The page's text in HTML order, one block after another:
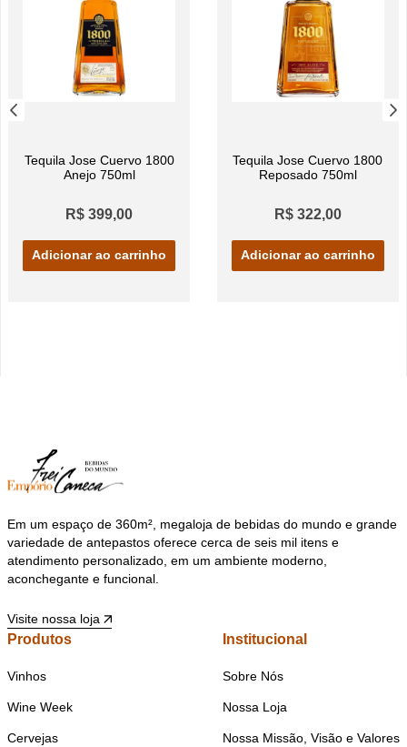
Tequila Jose Cuervo 1800
Anejo 750ml
R$ 399,00
Adicionar ao carrinho
Tequila Jose Cuervo 1800
Reposado 750ml
R$ 322,00
Adicionar ao carrinho
Em um espaço de 360m², megaloja de bebidas do mundo e grande
variedade de antepastos oferece cerca de seis mil itens e
atendimento personalizado, em um ambiente moderno,
aconchegante e funcional.
Visite nossa loja
Produtos
Vinhos
Wine Week
Cervejas
Institucional
Sobre Nós
Nossa Loja
Nossa Missão, Visão e Valores